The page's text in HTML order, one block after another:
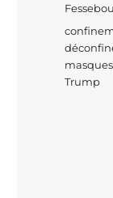
masques
Trump